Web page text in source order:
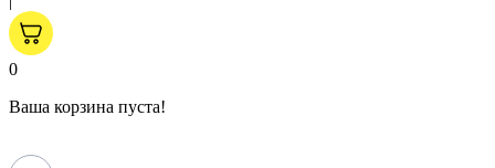
0
Ваша корзина пуста!